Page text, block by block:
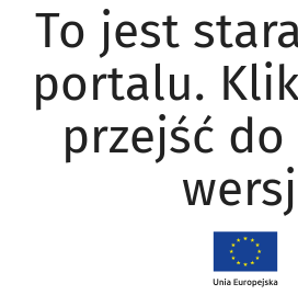
To jest
portalu.
przejść